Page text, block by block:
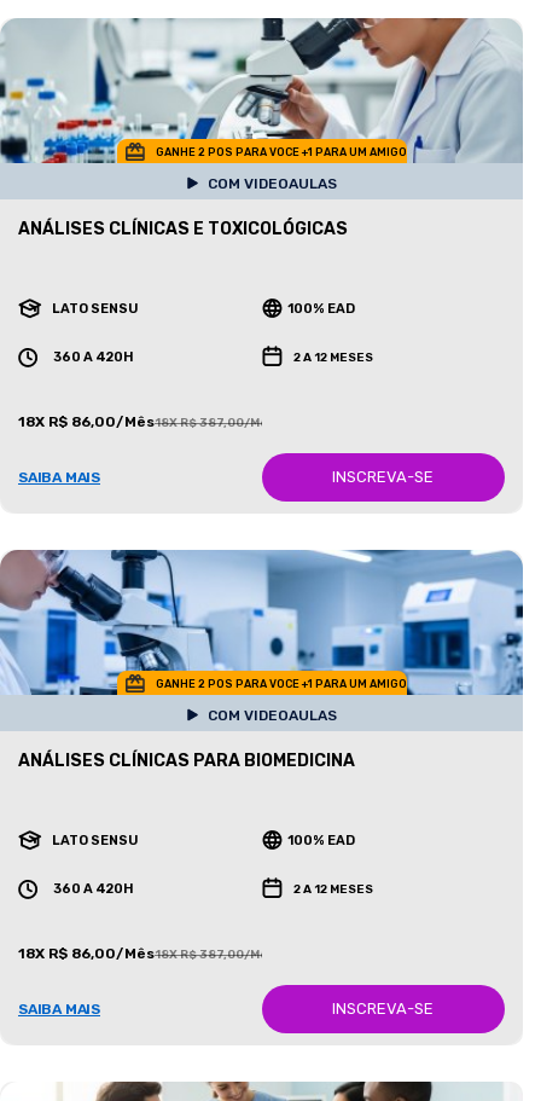
GANHE 2 POS PARA VOCE +1 PARA UM AMIGO
COM VIDEOAULAS
ANÁLISES CLÍNICAS E TOXICOLÓGICAS
LATO SENSU 100% EAD
360 A 420H 2 A 12 MESES
18X R$ 86,00/Mês18X R$ 387,00/Mês
SAIBA MAIS INSCREVA-SE
GANHE 2 POS PARA VOCE +1 PARA UM AMIGO
COM VIDEOAULAS
ANÁLISES CLÍNICAS PARA BIOMEDICINA
LATO SENSU 100% EAD
360 A 420H 2 A 12 MESES
18X R$ 86,00/Mês18X R$ 387,00/Mês
SAIBA MAIS INSCREVA-SE